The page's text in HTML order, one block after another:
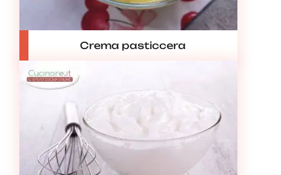
Crema pasticcera